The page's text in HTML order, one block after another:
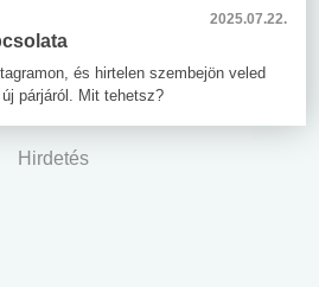
2025.07.22.
és hirtelen szembejön veled
párjáról. Mit tehetsz?
Hirdetés